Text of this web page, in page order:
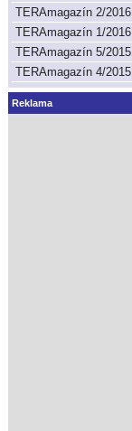
TERAmagazín 2/2016
TERAmagazín 1/2016
TERAmagazín 5/2015
TERAmagazín 4/2015
Reklama